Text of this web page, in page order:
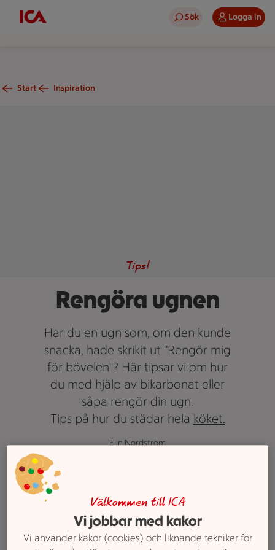
Sök Logga in
Start Inspiration
Rengöra ugnen
Tips!
Har du en ugn som, om den kunde
snacka, hade skrikit ut "Rengör mig
för bövelen"? Här tipsar vi om hur
du med hjälp av bikarbonat eller
såpa rengör din ugn.
Tips på hur du städar hela köket.
Elin Nordström
Så rengör du ugnen
Välkommen till ICA
Vi jobbar med kakor
Vi använder kakor (cookies) och liknande tekniker för